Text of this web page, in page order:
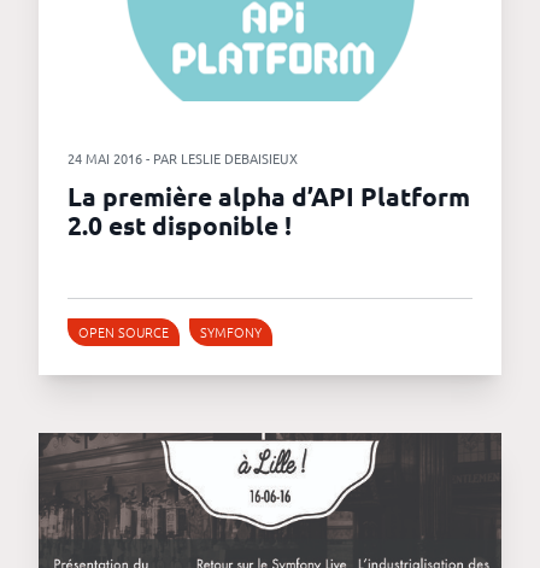
24 MAI 2016 - PAR LESLIE DEBAISIEUX
La première alpha d’API Platform
2.0 est disponible !
OPEN SOURCE SYMFONY